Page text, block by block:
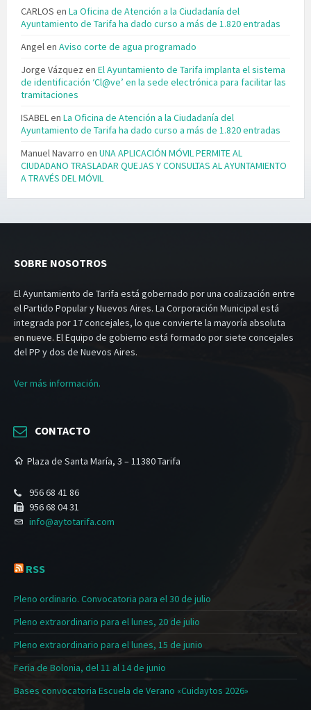
CARLOS en La Oficina de Atención a la Ciudadanía del
Ayuntamiento de Tarifa ha dado curso a más de 1.820 entradas
Angelen Aviso corte de agua programado
Jorge Vázquez en El Ayuntamiento de Tarifa implanta el sistema
de identificación ‘Cl@ve’ en la sede electrónica para facilitar las
tramitaciones
ISABELen La Oficina de Atención a la Ciudadanía del
Ayuntamiento de Tarifa ha dado curso a más de 1.820 entradas
Manuel Navarro en UNA APLICACIÓN MÓVIL PERMITE AL
CIUDADANO TRASLADAR QUEJAS Y CONSULTAS AL AYUNTAMIENTO
A TRAVÉS DEL MÓVIL
SOBRE NOSOTROS
El Ayuntamiento de Tarifa está gobernado por una coalización entre
el Partido Popular y Nuevos Aires. La Corporación Municipal está
integrada por 17 concejales, lo que convierte la mayoría absoluta
en nueve. El Equipo de gobierno está formado por siete concejales
del PP y dos de Nuevos Aires.
Ver más información.
CONTACTO
Plaza de Santa María, 3 – 11380 Tarifa
956 68 41 86
956 68 04 31
info@aytotarifa.com
RSS
Pleno ordinario. Convocatoria para el 30 de julio
Pleno extraordinario para el lunes, 20 de julio
Pleno extraordinario para el lunes, 15 de junio
Feria de Bolonia, del 11 al 14 de junio
Bases convocatoria Escuela de Verano «Cuidaytos 2026»